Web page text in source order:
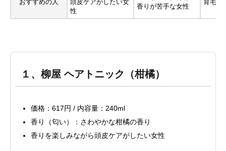
おすすめの人
頭皮ケアがしたい女
性
香りが苦手な女性
育毛効
１、柳屋 ヘアトニック（柑橘）
価格：617円 / 内容量：240ml
香り（匂い）：さわやかな柑橘の香り
香りを楽しみながら頭皮ケアがしたい女性